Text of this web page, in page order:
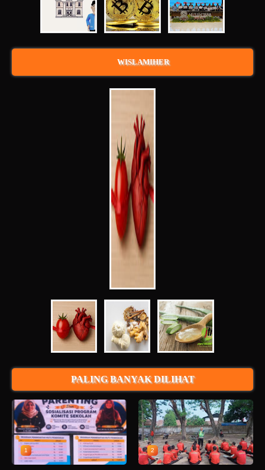
WISLAMIHER
PALING BANYAK DILIHAT
1 2